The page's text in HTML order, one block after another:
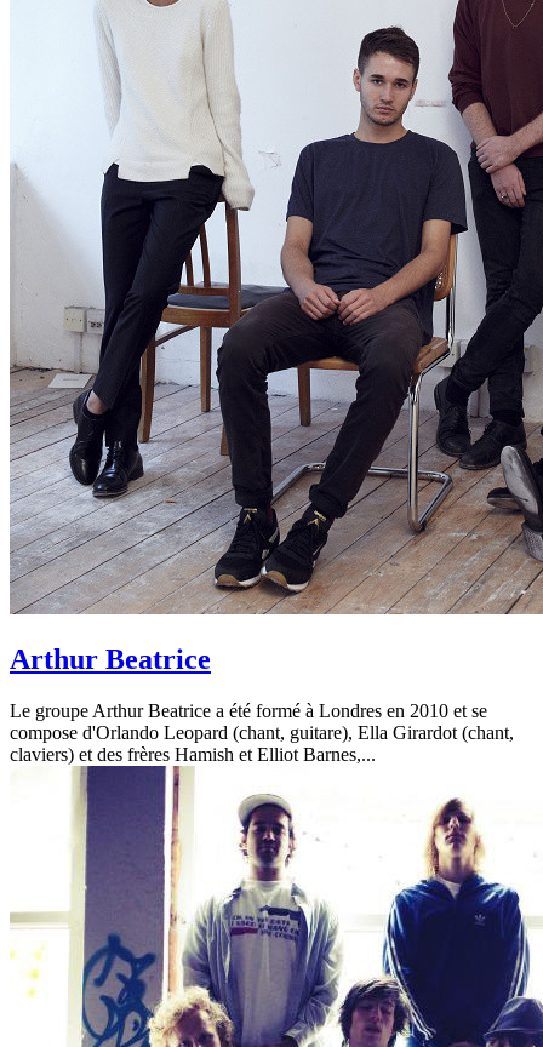
Arthur Beatrice
Le groupe Arthur Beatrice a été formé à Londres en 2010 et se
compose d'Orlando Leopard (chant, guitare), Ella Girardot (chant,
claviers) et des frères Hamish et Elliot Barnes,...